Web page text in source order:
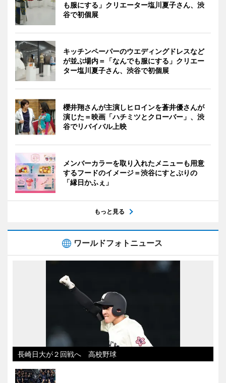
も服にする」クリエーター塩川夏子さん、渋
谷で初個展
キッチンペーパーのウエディングドレスなど
が並ぶ場内＝「なんでも服にする」クリエー
ター塩川夏子さん、渋谷で初個展
櫻井翔さんが主演しヒロインを蒼井優さんが
演じた＝映画「ハチミツとクローバー」、渋
谷でリバイバル上映
メンバーカラーを取り入れたメニューも用意
するフードのイメージ＝渋谷にすとぷりの
「縁日かふぇ」
もっと見る
ワールドフォトニュース
長崎日大が２回戦へ 高校野球